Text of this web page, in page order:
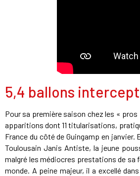
5,4 ballons
Pour sa première saison chez les « pros
apparitions dont 11 titularisations,
France du côté de Guingamp en janvier.
Toulousain Janis Antiste, la jeune
malgré les médiocres prestations de
monde. A peine majeur, il a excellé